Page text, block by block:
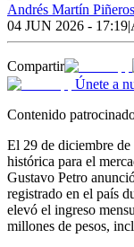
Andrés Martín Piñeros
04 JUN 2026 - 17:19|
Compartir
Únete a
Contenido
El 29 de diciembre
histórica para el
Gustavo Petro
registrado en el país
elevó el ingreso
millones de pesos,